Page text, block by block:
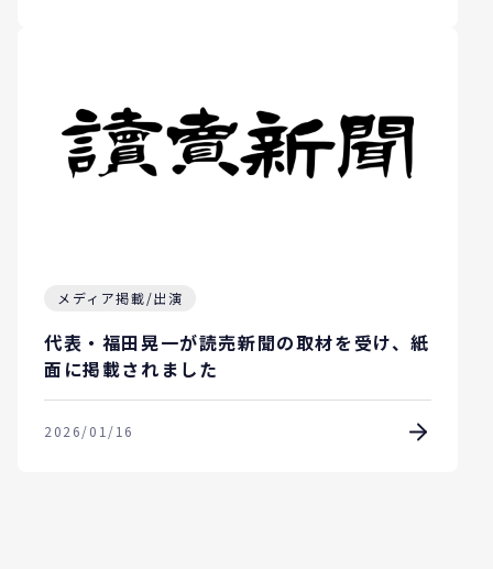
メディア掲載/出演
代表・福田晃一が読売新聞の取材を受け、紙
面に掲載されました
2026/01/16